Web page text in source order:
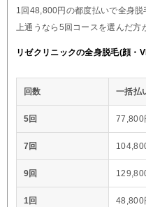
1回48,800円の都度払いで全身
上通うなら5回コースを選んだ方
リゼクリニックの全身脱毛(顔・
回数 一括払
5回 77,800
7回
9回
1回 48,800